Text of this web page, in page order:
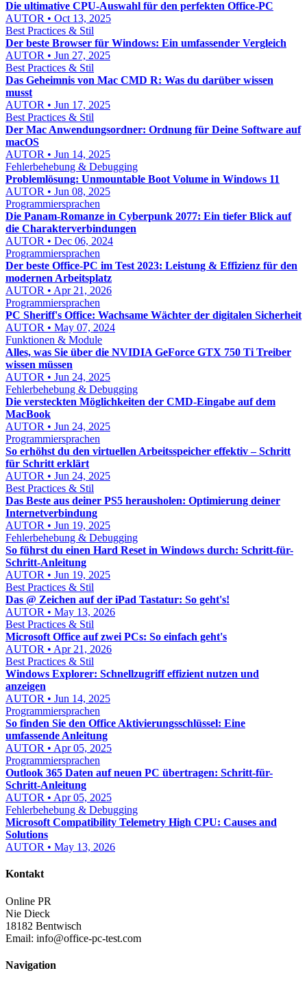
Die ultimative CPU-Auswahl für den perfekten Office-PC
AUTOR • Oct 13, 2025
Best Practices & Stil
Der beste Browser für Windows: Ein umfassender Vergleich
AUTOR • Jun 27, 2025
Best Practices & Stil
Das Geheimnis von Mac CMD R: Was du darüber wissen
musst
AUTOR • Jun 17, 2025
Best Practices & Stil
Der Mac Anwendungsordner: Ordnung für Deine Software auf
macOS
AUTOR • Jun 14, 2025
Fehlerbehebung & Debugging
Problemlösung: Unmountable Boot Volume in Windows 11
AUTOR • Jun 08, 2025
Programmiersprachen
Die Panam-Romanze in Cyberpunk 2077: Ein tiefer Blick auf
die Charakterverbindungen
AUTOR • Dec 06, 2024
Programmiersprachen
Der beste Office-PC im Test 2023: Leistung & Effizienz für den
modernen Arbeitsplatz
AUTOR • Apr 21, 2026
Programmiersprachen
PC Sheriff's Office: Wachsame Wächter der digitalen Sicherheit
AUTOR • May 07, 2024
Funktionen & Module
Alles, was Sie über die NVIDIA GeForce GTX 750 Ti Treiber
wissen müssen
AUTOR • Jun 24, 2025
Fehlerbehebung & Debugging
Die versteckten Möglichkeiten der CMD-Eingabe auf dem
MacBook
AUTOR • Jun 24, 2025
Programmiersprachen
So erhöhst du den virtuellen Arbeitsspeicher effektiv – Schritt
für Schritt erklärt
AUTOR • Jun 24, 2025
Best Practices & Stil
Das Beste aus deiner PS5 herausholen: Optimierung deiner
Internetverbindung
AUTOR • Jun 19, 2025
Fehlerbehebung & Debugging
So führst du einen Hard Reset in Windows durch: Schritt-für-
Schritt-Anleitung
AUTOR • Jun 19, 2025
Best Practices & Stil
Das @ Zeichen auf der iPad Tastatur: So geht's!
AUTOR • May 13, 2026
Best Practices & Stil
Microsoft Office auf zwei PCs: So einfach geht's
AUTOR • Apr 21, 2026
Best Practices & Stil
Windows Explorer: Schnellzugriff effizient nutzen und
anzeigen
AUTOR • Jun 14, 2025
Programmiersprachen
So finden Sie den Office Aktivierungsschlüssel: Eine
umfassende Anleitung
AUTOR • Apr 05, 2025
Programmiersprachen
Outlook 365 Daten auf neuen PC übertragen: Schritt-für-
Schritt-Anleitung
AUTOR • Apr 05, 2025
Fehlerbehebung & Debugging
Microsoft Compatibility Telemetry High CPU: Causes and
Solutions
AUTOR • May 13, 2026
Kontakt
Online PR
Nie Dieck
18182 Bentwisch
Email: info@office-pc-test.com
Navigation